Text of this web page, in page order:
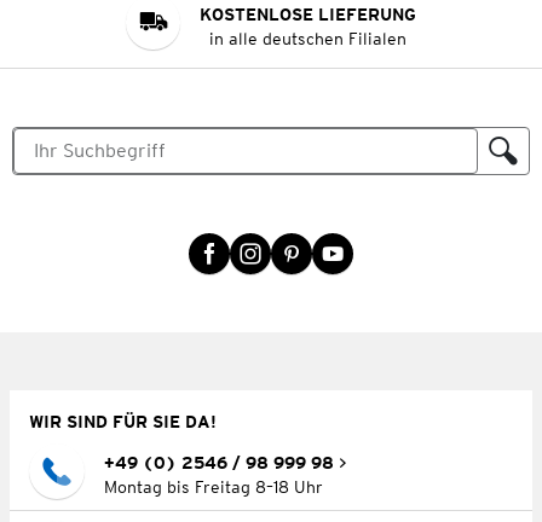
KOSTENLOSE LIEFERUNG
in alle deutschen Filialen
WIR SIND FÜR SIE DA!
+49 (0) 2546 / 98 999 98
Montag bis Freitag 8–18 Uhr